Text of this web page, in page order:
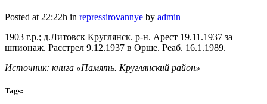
Posted at 22:22h in repressirovannye by admin
1903 г.р.; д.Литовск Круглянск. р-н. Арест 19.11.1937 за
шпионаж. Расстрел 9.12.1937 в Орше. Реаб. 16.1.1989.
Источник: книга «Память. Круглянский район»
Tags: